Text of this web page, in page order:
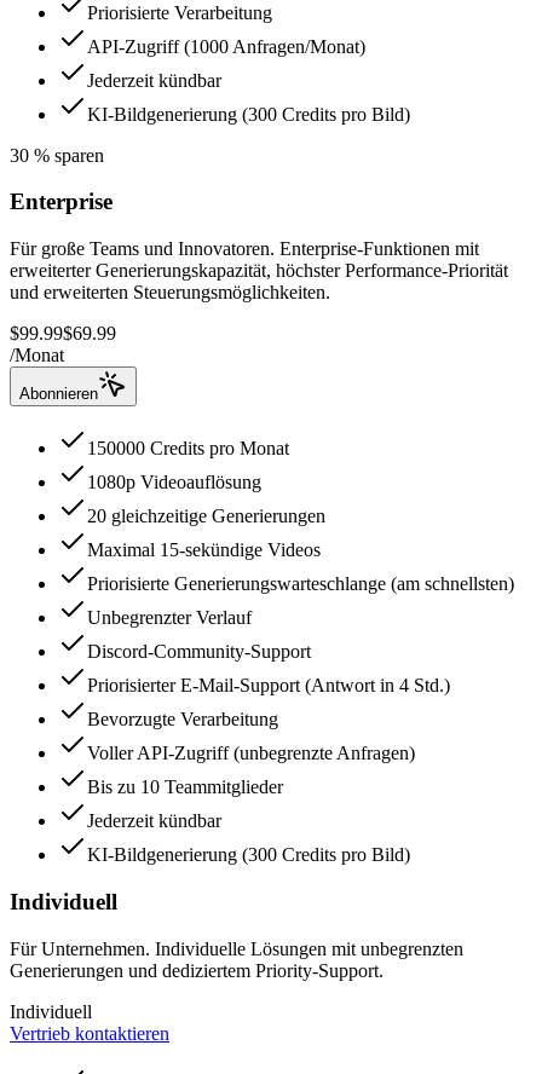
Priorisierte Verarbeitung
API-Zugriff (1000 Anfragen/Monat)
Jederzeit kündbar
KI-Bildgenerierung (300 Credits pro Bild)
30 % sparen
Enterprise
Für große Teams und Innovatoren. Enterprise-Funktionen mit
erweiterter Generierungskapazität, höchster Performance-Priorität
und erweiterten Steuerungsmöglichkeiten.
$99.99$69.99
/Monat
Abonnieren
150000 Credits pro Monat
1080p Videoauflösung
20 gleichzeitige Generierungen
Maximal 15‑sekündige Videos
Priorisierte Generierungswarteschlange (am schnellsten)
Unbegrenzter Verlauf
Discord-Community-Support
Priorisierter E-Mail-Support (Antwort in 4 Std.)
Bevorzugte Verarbeitung
Voller API-Zugriff (unbegrenzte Anfragen)
Bis zu 10 Teammitglieder
Jederzeit kündbar
KI-Bildgenerierung (300 Credits pro Bild)
Individuell
Für Unternehmen. Individuelle Lösungen mit unbegrenzten
Generierungen und dediziertem Priority-Support.
Individuell
Vertrieb kontaktieren